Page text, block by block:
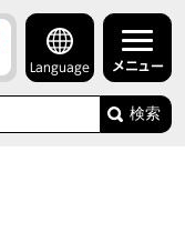
Language メニュー
検索